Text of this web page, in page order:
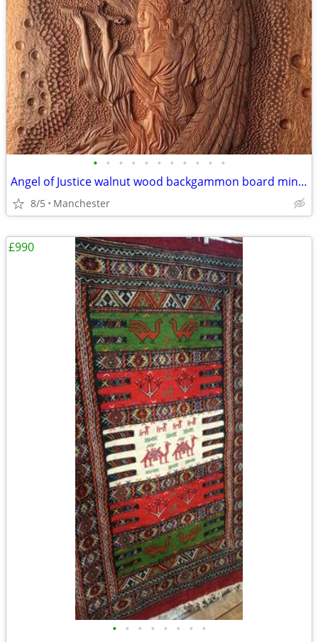
• • • • • • • • • • •
Angel of Justice walnut wood backgammon board miniature
8/5 Manchester
• • • • • • • •
£990